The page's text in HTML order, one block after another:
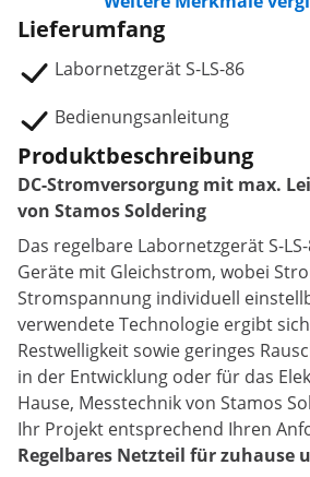
Lieferumfang
Labornetzgerät S-LS-86
Bedienungsanleitung
Produktbeschreibung
DC-Stromversorgung mit max.
von Stamos Soldering
Das regelbare Labornetzgerät S-
Geräte mit Gleichstrom, wobei
Stromspannung individuell
verwendete Technologie ergibt
Restwelligkeit sowie geringes
in der Entwicklung oder für das
Hause, Messtechnik von Stamos
Ihr Projekt entsprechend Ihren
Regelbares Netzteil für zuhause